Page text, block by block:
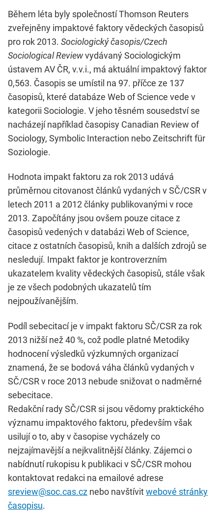
Během léta byly společností Thomson Reuters
zveřejněny impaktové faktory vědeckých časopisů
pro rok 2013. Sociologický časopis/Czech
Sociological Reviewvydávaný Sociologickým
ústavem AV ČR, v.v.i., má aktuální impaktový faktor
0,563. Časopis se umístil na 97. příčce ze 137
časopisů, které databáze Web of Science vede v
kategorii Sociologie. V jeho těsném sousedství se
nacházejí například časopisy Canadian Review of
Sociology, Symbolic Interaction nebo Zeitschrift für
Soziologie.
Hodnota impakt faktoru za rok 2013 udává
průměrnou citovanost článků vydaných v SČ/CSR v
letech 2011 a 2012 články publikovanými v roce
2013. Započítány jsou ovšem pouze citace z
časopisů vedených v databázi Web of Science,
citace z ostatních časopisů, knih a dalších zdrojů se
nesledují. Impakt faktor je kontroverzním
ukazatelem kvality vědeckých časopisů, stále však
je ze všech podobných ukazatelů tím
nejpoužívanějším.
Podíl sebecitací je v impakt faktoru SČ/CSR za rok
2013 nižší než 40 %, což podle platné Metodiky
hodnocení výsledků výzkumných organizací
znamená, že se bodová váha článků vydaných v
SČ/CSR v roce 2013 nebude snižovat o nadměrné
sebecitace.
Redakční rady SČ/CSR si jsou vědomy praktického
významu impaktového faktoru, především však
usilují o to, aby v časopise vycházely co
nejzajímavější a nejkvalitnější články. Zájemci o
nabídnutí rukopisu k publikaci v SČ/CSR mohou
kontaktovat redakci na emailové adrese
sreview@soc.cas.cz nebo navštívitwebové stránky
časopisu.